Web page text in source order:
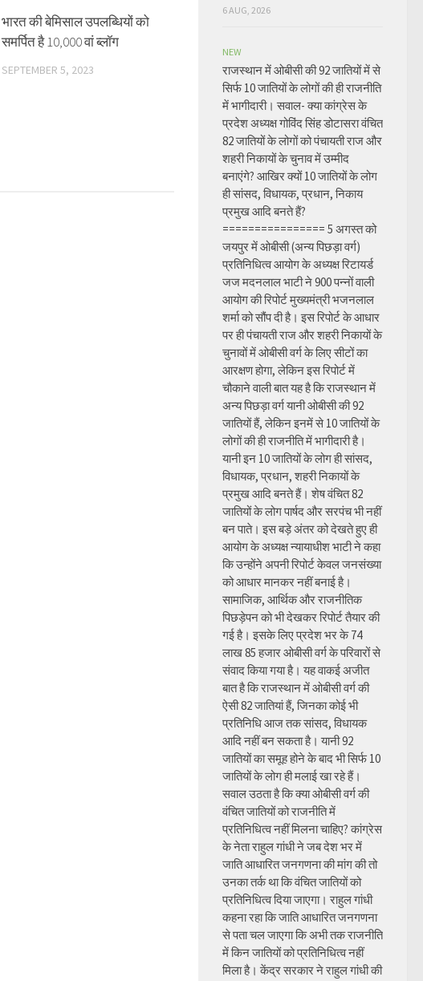
भारत की बेमिसाल उपलब्धियों को
समर्पित है 10,000 वां ब्लॉग
SEPTEMBER 5, 2023
6 AUG, 2026
NEW
राजस्थान में ओबीसी की 92 जातियों में से
सिर्फ 10 जातियों के लोगों की ही राजनीति
में भागीदारी। सवाल- क्या कांग्रेस के
प्रदेश अध्यक्ष गोविंद सिंह डोटासरा वंचित
82 जातियों के लोगों को पंचायती राज और
शहरी निकायों के चुनाव में उम्मीद
बनाएंगे? आखिर क्यों 10 जातियों के लोग
ही सांसद, विधायक, प्रधान, निकाय
प्रमुख आदि बनते हैं?
================ 5 अगस्त को
जयपुर में ओबीसी (अन्य पिछड़ा वर्ग)
प्रतिनिधित्व आयोग के अध्यक्ष रिटायर्ड
जज मदनलाल भाटी ने 900 पन्नों वाली
आयोग की रिपोर्ट मुख्यमंत्री भजनलाल
शर्मा को सौंप दी है। इस रिपोर्ट के आधार
पर ही पंचायती राज और शहरी निकायों के
चुनावों में ओबीसी वर्ग के लिए सीटों का
आरक्षण होगा, लेकिन इस रिपोर्ट में
चौकाने वाली बात यह है कि राजस्थान में
अन्य पिछड़ा वर्ग यानी ओबीसी की 92
जातियों हैं, लेकिन इनमें से 10 जातियों के
लोगों की ही राजनीति में भागीदारी है।
यानी इन 10 जातियों के लोग ही सांसद,
विधायक, प्रधान, शहरी निकायों के
प्रमुख आदि बनते हैं। शेष वंचित 82
जातियों के लोग पार्षद और सरपंच भी नहीं
बन पाते। इस बड़े अंतर को देखते हुए ही
आयोग के अध्यक्ष न्यायाधीश भाटी ने कहा
कि उन्होंने अपनी रिपोर्ट केवल जनसंख्या
को आधार मानकर नहीं बनाई है।
सामाजिक, आर्थिक और राजनीतिक
पिछड़ेपन को भी देखकर रिपोर्ट तैयार की
गई है। इसके लिए प्रदेश भर के 74
लाख 85 हजार ओबीसी वर्ग के परिवारों से
संवाद किया गया है। यह वाकई अजीत
बात है कि राजस्थान में ओबीसी वर्ग की
ऐसी 82 जातियां हैं, जिनका कोई भी
प्रतिनिधि आज तक सांसद, विधायक
आदि नहीं बन सकता है। यानी 92
जातियों का समूह होने के बाद भी सिर्फ 10
जातियों के लोग ही मलाई खा रहे हैं।
सवाल उठता है कि क्या ओबीसी वर्ग की
वंचित जातियों को राजनीति में
प्रतिनिधित्व नहीं मिलना चाहिए? कांग्रेस
के नेता राहुल गांधी ने जब देश भर में
जाति आधारित जनगणना की मांग की तो
उनका तर्क था कि वंचित जातियों को
प्रतिनिधित्व दिया जाएगा। राहुल गांधी
कहना रहा कि जाति आधारित जनगणना
से पता चल जाएगा कि अभी तक राजनीति
में किन जातियों को प्रतिनिधित्व नहीं
मिला है। केंद्र सरकार ने राहुल गांधी की